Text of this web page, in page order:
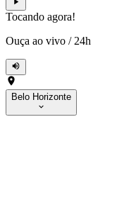
Tocando agora!
Ouça ao vivo / 24h
Belo Horizonte